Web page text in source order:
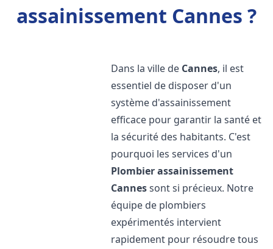
assainissement Cannes ?
Dans la ville de Cannes, il est
essentiel de disposer d'un
système d'assainissement
efficace pour garantir la santé et
la sécurité des habitants. C'est
pourquoi les services d'un
Plombier assainissement
Cannessont si précieux. Notre
équipe de plombiers
expérimentés intervient
rapidement pour résoudre tous